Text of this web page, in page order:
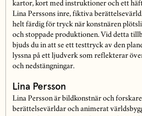
kartor, kort med instruktioner och ett
Lina Perssons inre, fiktiva
helt färdig för tryck när konstnären
och stoppade produktionen. Vid detta
bjuds du in att se ett testtryck av den
lyssna på ett ljudverk som reflekterar
och nedstängningar.
Lina Persson
Lina Persson är bildkonstnär och
berättelsevärldar och animerat